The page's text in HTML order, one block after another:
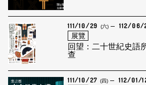
111/10/29 (六) 112/06/
展覽
回望：二十世紀史語
查
111/10/27 (四) 112/01/